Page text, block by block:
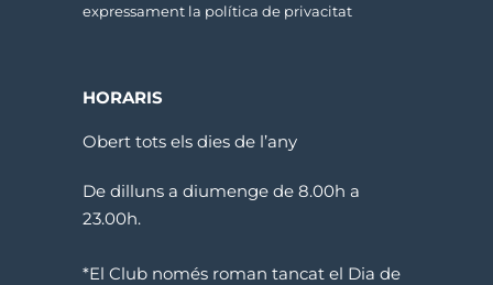
expressament la política de privacitat
HORARIS
Obert tots els dies de l’any
De dilluns a diumenge de 8.00h a
23.00h.
*El Club només roman tancat el Dia de